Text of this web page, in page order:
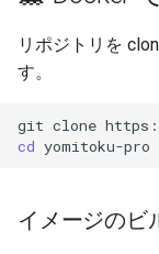
リポジトリを
す。
git clone
cd
イメージのビ